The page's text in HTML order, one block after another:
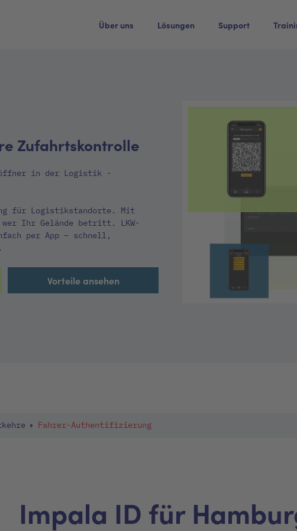
Zufahrtskontrolle
in der Logistik -
für Logistikstandorte. Mit
Ihr Gelände betritt. LKW-
per App – schnell,
Vorteile ansehen
Über uns Lösungen Support
Fahrer-Authentifizierung
Impala ID für